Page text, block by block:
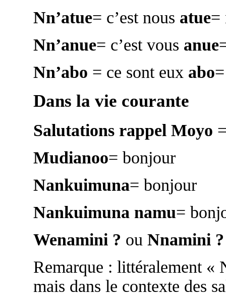
Nn’atue= c’est nous atue=
Nn’anue= c’est vous anue
Nn’abo = ce sont eux abo
Dans la vie courante
Salutations rappel Moyo
Mudianoo= bonjour
Nankuimuna= bonjour
Nankuimuna namu=
Wenamini ? ou Nnamini ?
Remarque : littéralement
mais dans le contexte des